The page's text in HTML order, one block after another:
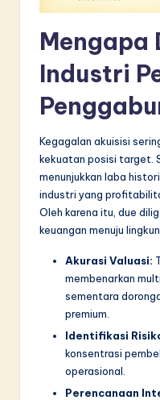
o
Mengapa
Industri
Kegagalan akuisisi
kekuatan posisi target.
menunjukkan laba
industri yang
Oleh karena itu, due
keuangan menuju
Akurasi Valuasi:
membenarkan
sementara
premium.
Identifikasi
konsentrasi
operasional.
Perencanaan